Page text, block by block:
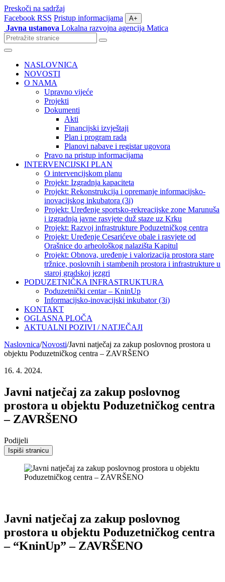
Preskoči na sadržaj
Facebook RSS Pristup informacijama A+
Javna ustanova Lokalna razvojna agencija Matica
Pretraži
stranice
Izbornik
NASLOVNICA
NOVOSTI
O NAMA
Upravno vijeće
Projekti
Dokumenti
Akti
Financijski izvještaji
Plan i program rada
Planovi nabave i registar ugovora
Pravo na pristup informacijama
INTERVENCIJSKI PLAN
O intervencijskom planu
Projekt: Izgradnja kapaciteta
Projekt: Rekonstrukcija i opremanje informacijsko-
inovacijskog inkubatora (3i)
Projekt: Uređenje sportsko-rekreacijske zone Marunuša
i izgradnja javne rasvjete duž staze uz Krku
Projekt: Razvoj infrastrukture Poduzetničkog centra
Projekt: Uređenje Cesarićeve obale i rasvjete od
Orašnice do arheološkog nalazišta Kapitul
Projekt: Obnova, uređenje i valorizacija prostora stare
tržnice, poslovnih i stambenih prostora i infrastrukture u
staroj gradskoj jezgri
PODUZETNIČKA INFRASTRUKTURA
Poduzetnički centar – KninUp
Informacijsko-inovacijski inkubator (3i)
KONTAKT
OGLASNA PLOČA
AKTUALNI POZIVI / NATJEČAJI
Naslovnica/Novosti/Javni natječaj za zakup poslovnog prostora u
objektu Poduzetničkog centra – ZAVRŠENO
16. 4. 2024.
Javni natječaj za zakup poslovnog
prostora u objektu Poduzetničkog centra
– ZAVRŠENO
Podijeli
Ispiši stranicu
Javni natječaj za zakup poslovnog
prostora u objektu Poduzetničkog centra
– “KninUp” – ZAVRŠENO